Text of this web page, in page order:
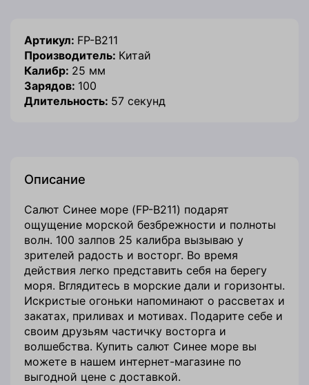
Артикул: FP-B211
Производитель: Китай
Калибр: 25 мм
Зарядов: 100
Длительность: 57 секунд
Описание
Салют Синее море (FP-B211) подарят
ощущение морской безбрежности и полноты
волн. 100 залпов 25 калибра вызываю у
зрителей радость и восторг. Во время
действия легко представить себя на берегу
моря. Вглядитесь в морские дали и горизонты.
Искристые огоньки напоминают о рассветах и
закатах, приливах и мотивах. Подарите себе и
своим друзьям частичку восторга и
волшебства. Купить салют Синее море вы
можете в нашем интернет-магазине по
выгодной цене с доставкой.